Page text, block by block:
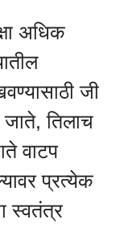
अधिक
जी
तिलाच
वाटप
प्रत्येक
स्वतंत्र